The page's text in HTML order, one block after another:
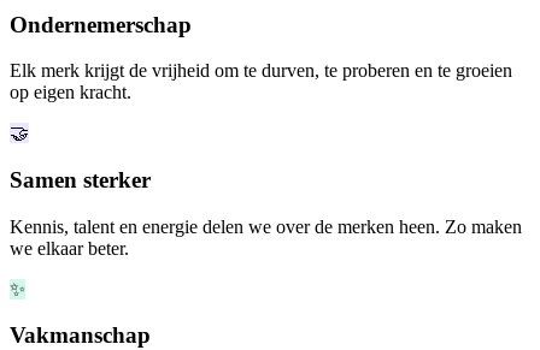
Ondernemerschap
Elk merk krijgt de vrijheid om te durven, te proberen en te groeien
op eigen kracht.
🤝
Samen sterker
Kennis, talent en energie delen we over de merken heen. Zo maken
we elkaar beter.
✨
Vakmanschap